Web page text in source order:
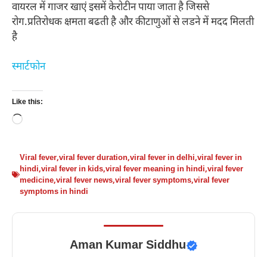
वायरल में गाजर खाएं इसमें केरोटीन पाया जाता है जिससे
रोग.प्रतिरोधक क्षमता बढती है और कीटाणुओं से लडने में मदद मिलती
है
स्मार्टफोन
Like this:
Loading…
Viral fever,viral fever duration,viral fever in delhi,viral fever in
hindi,viral fever in kids,viral fever meaning in hindi,viral fever
medicine,viral fever news,viral fever symptoms,viral fever
symptoms in hindi
Aman Kumar Siddhu